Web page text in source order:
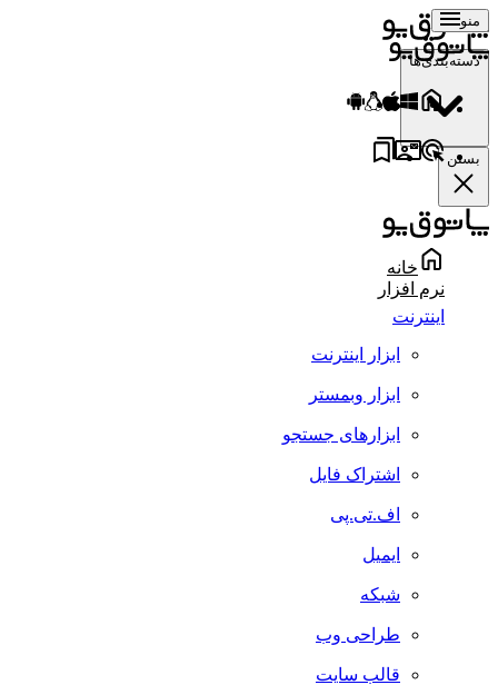
منو
دسته‌بندی‌ها
بستن
خانه
نرم افزار
اینترنت
ابزار اینترنت
ابزار وبمستر
ابزارهای جستجو
اشتراک فایل
اف.تی.پی
ایمیل
شبکه
طراحی وب
قالب سایت